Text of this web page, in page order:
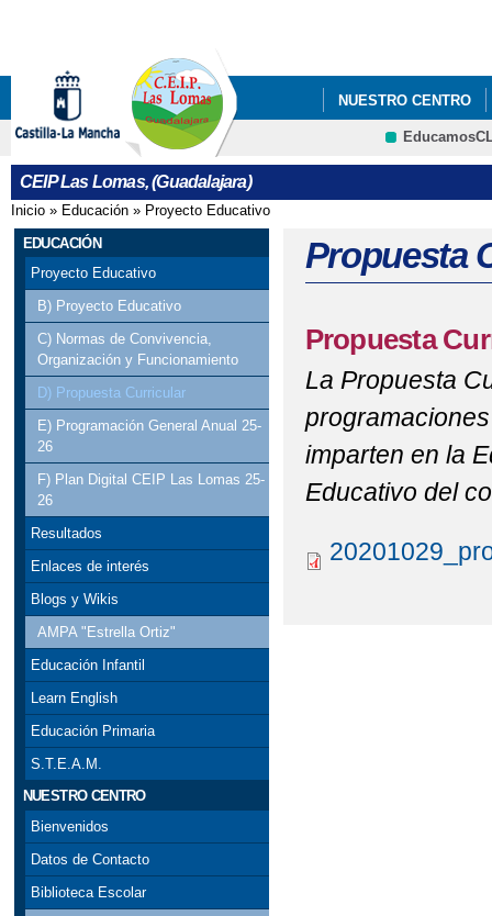
NUESTRO CENTRO
QUÉ HACEMOS
CEIP Las Lomas, (Guadalajara)
Se encuentra usted aquí
Inicio » Educación » Proyecto Educativo
EDUCACIÓN
Proyecto Educativo
B) Proyecto Educativo
C) Normas de Convivencia,
Organización y Funcionamiento
D) Propuesta Curricular
E) Programación General Anual 25-
26
F) Plan Digital CEIP Las Lomas 25-
26
Resultados
Enlaces de interés
Blogs y Wikis
AMPA "Estrella Ortiz"
Educación Infantil
Learn English
Educación Primaria
S.T.E.A.M.
NUESTRO CENTRO
Bienvenidos
Datos de Contacto
Biblioteca Escolar
Propuesta
Propuesta
La Propuesta
imparten en la
Educativo del